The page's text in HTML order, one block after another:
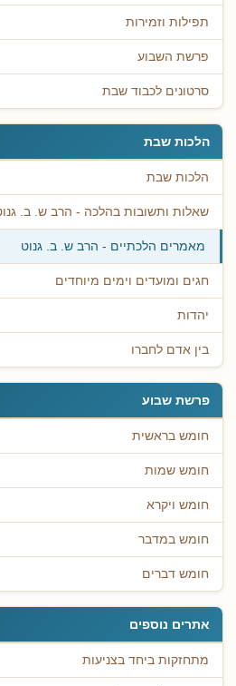
תפילות וזמירות
פרשת השבוע
סרטונים לכבוד שבת
הלכות שבת
הלכות שבת
שאלות ותשובות בהלכה - הרב ש. ב.
מאמרים הלכתיים - הרב ש. ב. גנוט
חגים ומועדים וימים מיוחדים
יהדות
בין אדם לחברו
פרשת שבוע
חומש בראשית
חומש שמות
חומש ויקרא
חומש במדבר
חומש דברים
אתרים נוספים
מתחזקות ביחד בצניעות